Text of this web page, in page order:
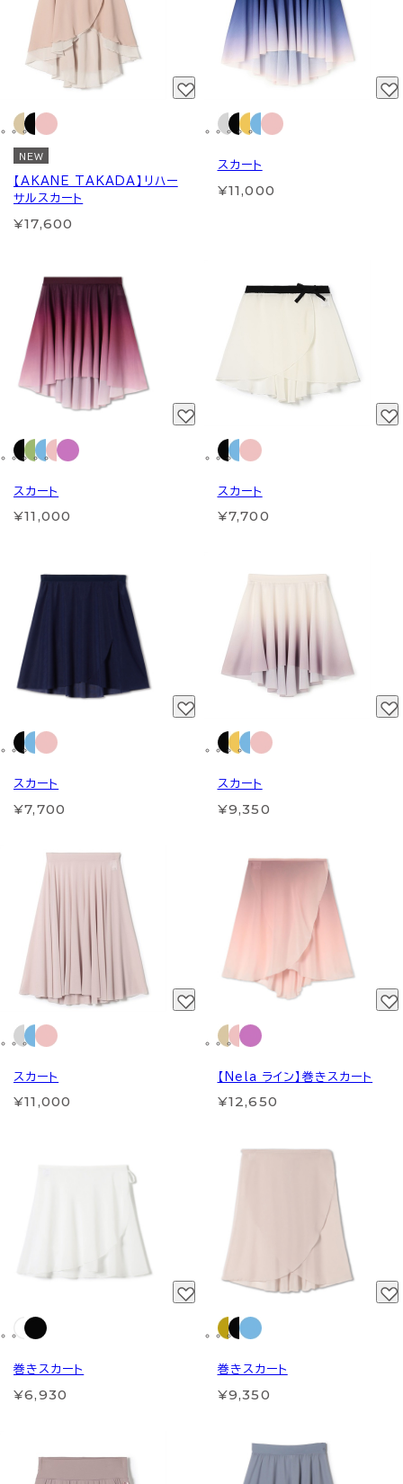
NEW
【AKANE TAKADA】リハー
サルスカート
¥17,600
スカート
¥11,000
スカート
¥11,000
スカート
¥7,700
スカート
¥7,700
スカート
¥9,350
スカート
¥11,000
【Nela ライン】巻きスカート
¥12,650
巻きスカート
¥6,930
巻きスカート
¥9,350